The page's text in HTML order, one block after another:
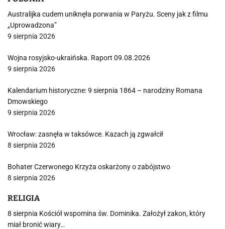
Australijka cudem uniknęła porwania w Paryżu. Sceny jak z filmu
„Uprowadzona”
9 sierpnia 2026
Wojna rosyjsko-ukraińska. Raport 09.08.2026
9 sierpnia 2026
Kalendarium historyczne: 9 sierpnia 1864 – narodziny Romana
Dmowskiego
9 sierpnia 2026
Wrocław: zasnęła w taksówce. Kazach ją zgwałcił
8 sierpnia 2026
Bohater Czerwonego Krzyża oskarżony o zabójstwo
8 sierpnia 2026
RELIGIA
8 sierpnia Kościół wspomina św. Dominika. Założył zakon, który
miał bronić wiary…